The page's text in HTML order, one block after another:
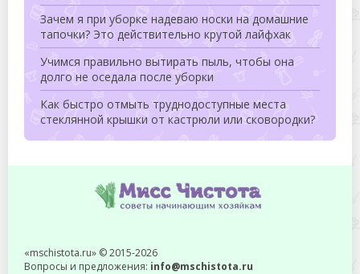
Зачем я при уборке надеваю носки на домашние
тапочки? Это действительно крутой лайфхак
Учимся правильно вытирать пыль, чтобы она
долго не оседала после уборки
Как быстро отмыть труднодоступные места
стеклянной крышки от кастрюли или сковородки?
«mschistota.ru» © 2015-2026
Вопросы и предложения: info@mschistota.ru